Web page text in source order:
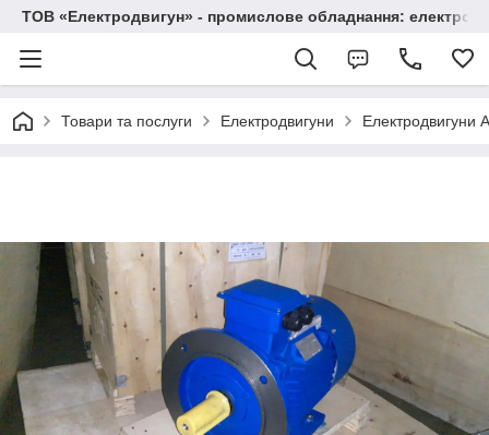
ТОВ «Електродвигун» - промислове обладнання:
Товари та послуги Електродвигуни Електродвигуни